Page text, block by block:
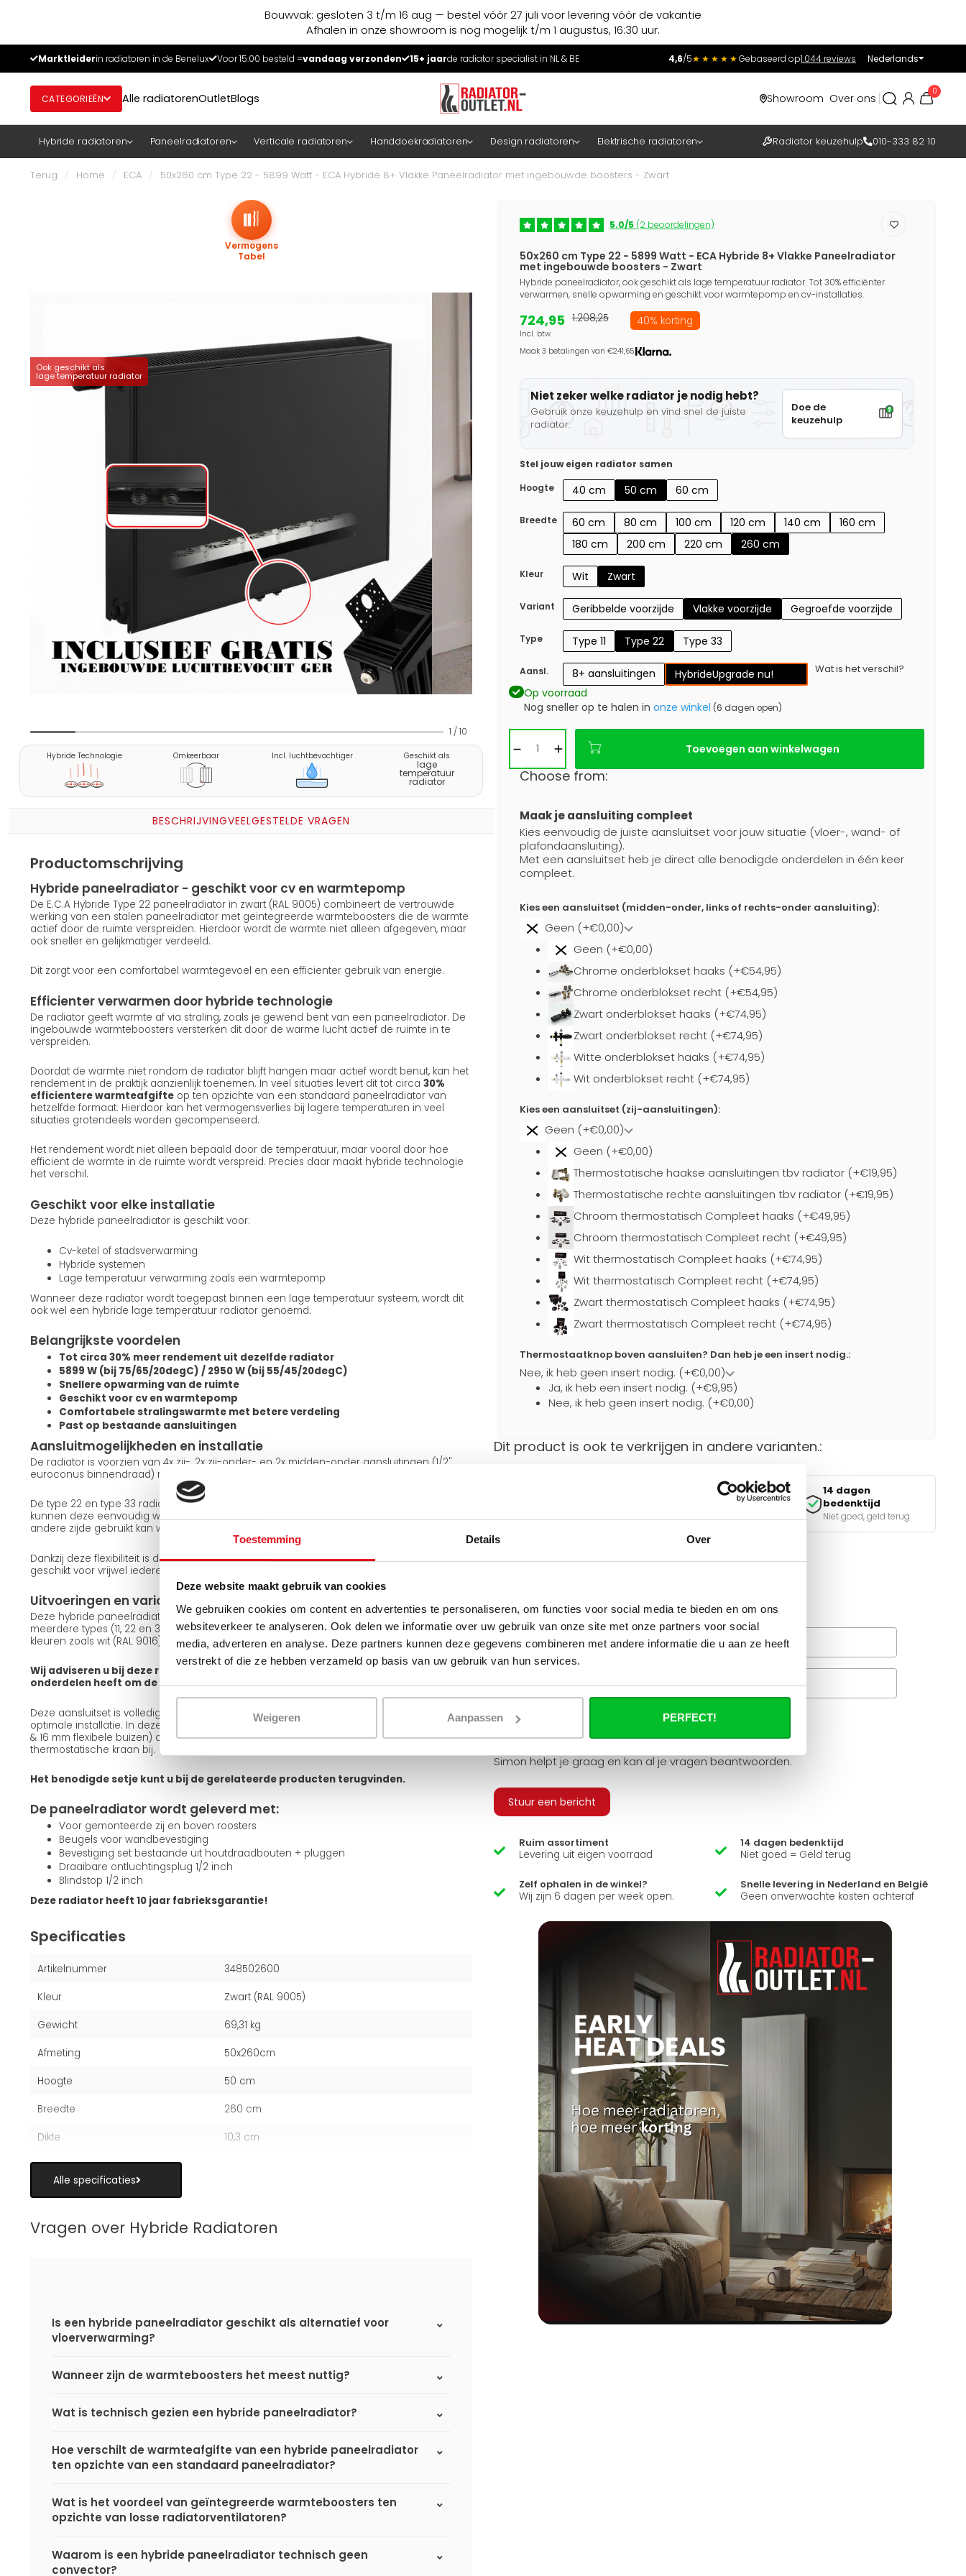
Toestemming Details Over
Deze website maakt gebruik van cookies
We gebruiken cookies om content en advertenties te personaliseren, om functies voor social media te bieden en om ons
websiteverkeer te analyseren. Ook delen we informatie over uw gebruik van onze site met onze partners voor social
media, adverteren en analyse. Deze partners kunnen deze gegevens combineren met andere informatie die u aan ze heeft
verstrekt of die ze hebben verzameld op basis van uw gebruik van hun services.
Weigeren Aanpassen PERFECT!
Bouwvak: gesloten 3 t/m 16 aug — bestel vóór 27 juli voor levering vóór de vakantie
Afhalen in onze showroom is nog mogelijk t/m 1 augustus, 16:30 uur.
Marktleiderin radiatoren in de Benelux Voor 15:00 besteld =vandaag verzonden 15+ jaarde radiator specialist in NL & BE 4,6/5★★★★★Gebaseerd op1.044 reviews Nederlands
CATEGORIEËN Alle radiatorenOutletBlogs Showroom Over ons
0
Hybride radiatoren Paneelradiatoren Verticale radiatoren Handdoekradiatoren Design radiatoren Elektrische radiatoren Radiator keuzehulp 010-333 82 10
Terug / Home / ECA / 50x260 cm Type 22 - 5899 Watt - ECA Hybride 8+ Vlakke Paneelradiator met ingebouwde boosters - Zwart
Ook geschikt als
lage temperatuur radiator
Vermogens
Tabel
1 /10
Hybride Technologie Omkeerbaar Incl. luchtbevochtiger Geschikt als
lage
temperatuur
radiator
BESCHRIJVINGVEELGESTELDE VRAGEN
Productomschrijving
Hybride paneelradiator - geschikt voor cv en warmtepomp
De E.C.A Hybride Type 22 paneelradiator in zwart (RAL 9005) combineert de vertrouwde
werking van een stalen paneelradiator met geintegreerde warmteboosters die de warmte
actief door de ruimte verspreiden. Hierdoor wordt de warmte niet alleen afgegeven, maar
ook sneller en gelijkmatiger verdeeld.
Dit zorgt voor een comfortabel warmtegevoel en een efficienter gebruik van energie.
Efficienter verwarmen door hybride technologie
De radiator geeft warmte af via straling, zoals je gewend bent van een paneelradiator. De
ingebouwde warmteboosters versterken dit door de warme lucht actief de ruimte in te
verspreiden.
Doordat de warmte niet rondom de radiator blijft hangen maar actief wordt benut, kan het
rendement in de praktijk aanzienlijk toenemen. In veel situaties levert dit tot circa 30%
efficientere warmteafgifte op ten opzichte van een standaard paneelradiator van
hetzelfde formaat. Hierdoor kan het vermogensverlies bij lagere temperaturen in veel
situaties grotendeels worden gecompenseerd.
Het rendement wordt niet alleen bepaald door de temperatuur, maar vooral door hoe
efficient de warmte in de ruimte wordt verspreid. Precies daar maakt hybride technologie
het verschil.
Geschikt voor elke installatie
Deze hybride paneelradiator is geschikt voor:
Cv-ketel of stadsverwarming
Hybride systemen
Lage temperatuur verwarming zoals een warmtepomp
Wanneer deze radiator wordt toegepast binnen een lage temperatuur systeem, wordt dit
ook wel een hybride lage temperatuur radiator genoemd.
Belangrijkste voordelen
Tot circa 30% meer rendement uit dezelfde radiator
5899 W (bij 75/65/20degC) / 2950 W (bij 55/45/20degC)
Snellere opwarming van de ruimte
Geschikt voor cv en warmtepomp
Comfortabele stralingswarmte met betere verdeling
Past op bestaande aansluitingen
Aansluitmogelijkheden en installatie
De radiator is voorzien van 4x zij-, 2x zij-onder- en 2x midden-onder aansluitingen (1/2"
euroconus binnendraad) met een standaard hartafstand aan de onderkant van 50 mm.
De type 22 en type 33 radiatoren zijn omkeerbaar. Met de meegeleverde J-consoles
kunnen deze eenvoudig worden gedraaid, waardoor dezelfde aansluiting ook aan de
andere zijde gebruikt kan worden. De type 11 uitvoering is niet omkeerbaar.
Dankzij deze flexibiliteit is de radiator eenvoudig aan te sluiten op bestaande leidingen en
geschikt voor vrijwel iedere installatiesituatie.
Uitvoeringen en varianten
Deze hybride paneelradiator is leverbaar in verschillende uitvoeringen. Je hebt keuze uit
meerdere types (11, 22 en 33), diverse frontafwerkingen zoals geribbeld, vlak of gegroefd, en
kleuren zoals wit (RAL 9016) en zwart (RAL 9005).
Wij adviseren u bij deze radiator een aansluitset mee te bestellen, zodat u alle
onderdelen heeft om de radiator op te hangen en aan te sluiten.
Deze aansluitset is volledig passend bij deze radiator en garandeert u zo een snelle en
optimale installatie. In deze set zitten alle onderdelen inclusief adapters (15 mm cv buizen
& 16 mm flexibele buizen) om de radiator aan te sluiten. Tevens zit er ook een luxe
thermostatische kraan bij.
Het benodigde setje kunt u bij de gerelateerde producten terugvinden.
De paneelradiator wordt geleverd met:
Voor gemonteerde zij en boven roosters
Beugels voor wandbevestiging
Bevestiging set bestaande uit houtdraadbouten + pluggen
Draaibare ontluchtingsplug 1/2 inch
Blindstop 1/2 inch
Deze radiator heeft 10 jaar fabrieksgarantie!
Specificaties
Artikelnummer 348502600
Kleur Zwart (RAL 9005)
Gewicht 69,31 kg
Afmeting 50x260cm
Hoogte 50 cm
Breedte 260 cm
Dikte 10,3 cm
Alle specificaties
Vragen over Hybride Radiatoren
Is een hybride paneelradiator geschikt als alternatief voor
vloerverwarming?
Wanneer zijn de warmteboosters het meest nuttig?
Wat is technisch gezien een hybride paneelradiator?
Hoe verschilt de warmteafgifte van een hybride paneelradiator
ten opzichte van een standaard paneelradiator?
Wat is het voordeel van geïntegreerde warmteboosters ten
opzichte van losse radiatorventilatoren?
Waarom is een hybride paneelradiator technisch geen
convector?
5.0/5 (2 beoordelingen)
50x260 cm Type 22 - 5899 Watt - ECA Hybride 8+ Vlakke Paneelradiator
met ingebouwde boosters - Zwart
Hybride paneelradiator, ook geschikt als lage temperatuur radiator. Tot 30% efficiënter
verwarmen, snelle opwarming en geschikt voor warmtepomp en cv-installaties.
724,95
Incl. btw
1.208,25 40% korting
Maak 3 betalingen van €241,65.
Niet zeker welke radiator je nodig hebt?
Gebruik onze keuzehulp en vind snel de juiste
radiator.
Doe de
keuzehulp
Stel jouw eigen radiator samen
Hoogte
40 cm 50 cm 60 cm
Breedte 60 cm 80 cm 100 cm 120 cm 140 cm
160 cm
180 cm
200 cm 220 cm 260 cm
Kleur Wit Zwart
Variant Geribbelde voorzijde Vlakke voorzijde Gegroefde voorzijde
Type Type 11 Type 22 Type 33
Aansl. 8+ aansluitingen HybrideUpgrade nu! Wat is het verschil?
Op voorraad
Nog sneller op te halen in onze winkel (6 dagen open)
Toevoegen aan winkelwagen
Choose from:
Maak je aansluiting compleet
Kies eenvoudig de juiste aansluitset voor jouw situatie (vloer-, wand- of
plafondaansluiting).
Met een aansluitset heb je direct alle benodigde onderdelen in één keer
compleet.
Kies een aansluitset (midden-onder, links of rechts-onder aansluiting):
Geen (+€0,00)
Geen (+€0,00)
Chrome onderblokset haaks (+€54,95)
Chrome onderblokset recht (+€54,95)
Zwart onderblokset haaks (+€74,95)
Zwart onderblokset recht (+€74,95)
Witte onderblokset haaks (+€74,95)
Wit onderblokset recht (+€74,95)
Kies een aansluitset (zij-aansluitingen):
Geen (+€0,00)
Geen (+€0,00)
Thermostatische haakse aansluitingen tbv radiator (+€19,95)
Thermostatische rechte aansluitingen tbv radiator (+€19,95)
Chroom thermostatisch Compleet haaks (+€49,95)
Chroom thermostatisch Compleet recht (+€49,95)
Wit thermostatisch Compleet haaks (+€74,95)
Wit thermostatisch Compleet recht (+€74,95)
Zwart thermostatisch Compleet haaks (+€74,95)
Zwart thermostatisch Compleet recht (+€74,95)
Thermostaatknop boven aansluiten? Dan heb je een insert nodig.:
Nee, ik heb geen insert nodig. (+€0,00)
Ja, ik heb een insert nodig. (+€9,95)
Nee, ik heb geen insert nodig. (+€0,00)
Dit product is ook te verkrijgen in andere varianten.:
Veilig betalen
14 dagen
bedenktijd
Niet goed, geld terug
Wanneer bezorgt de
vrachtservice in uw regio?
Veelgestelde vragen
Heb je een vraag over dit product ?
Simon helpt je graag en kan al je vragen beantwoorden.
Stuur een bericht
Ruim assortiment
Levering uit eigen voorraad
14 dagen bedenktijd
Niet goed = Geld terug
Zelf ophalen in de winkel?
Wij zijn 6 dagen per week open.
Snelle levering in Nederland en België
Geen onverwachte kosten achteraf